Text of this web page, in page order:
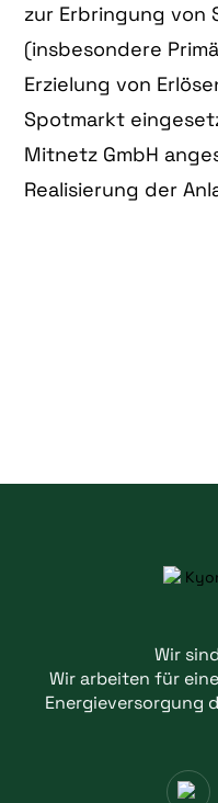
zur Erbringung von
(insbesondere
Erzielung von
Spotmarkt
Mitnetz GmbH
Realisierung der
Wir
Wir arbeiten für
Energieversorgung